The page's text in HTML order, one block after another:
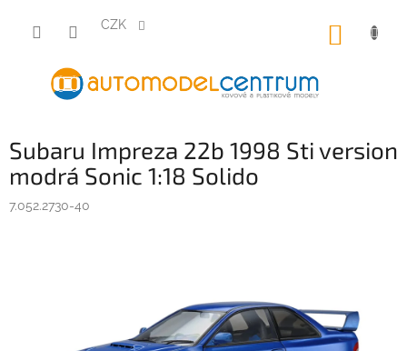
obsah
CZK
Subaru Impreza 22b 1998 Sti version
modrá Sonic 1:18 Solido
7.052.2730-40